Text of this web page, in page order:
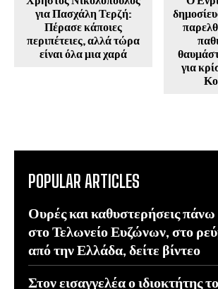
για Πασχάλη Τερζή:
Πέρασε κάποιες
περιπέτειες, αλλά τώρα
είναι όλα μια χαρά
για
POPULAR ARTICLES
Ουρές και καθυστερήσεις
στο Τελωνείο Ευζώνων, στο
από την Ελλάδα, δείτε βίντεο
Στον εισαγγελέα ο ιδιοκτήτης